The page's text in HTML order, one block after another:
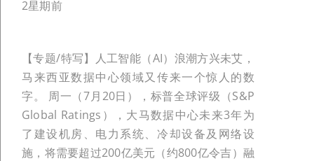
2星期前
【专题/特写】人工智能（AI）浪潮方兴未艾，
马来西亚数据中心领域又传来一个惊人的数
字。 周一（7月20日），标普全球评级（S&P
Global Ratings），大马数据中心未来3年为
了建设机房、电力系统、冷却设备及网络设
施，将需要超过200亿美元（约800亿令吉）融